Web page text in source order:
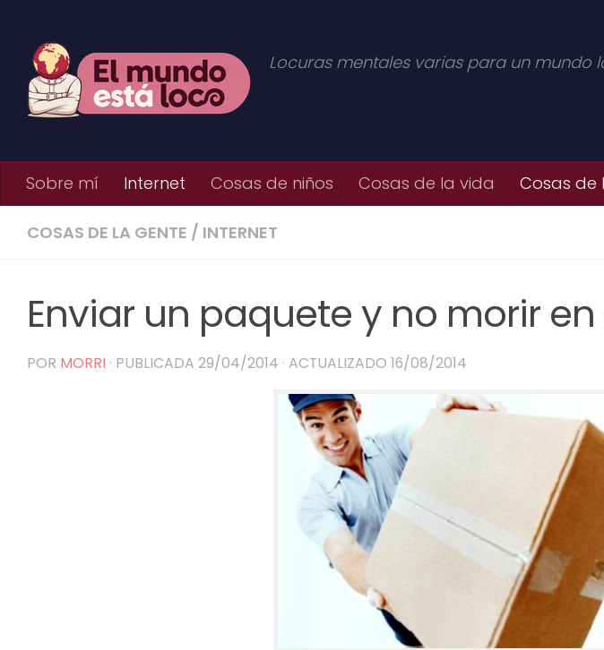
Locuras mentales varias para un mundo
Sobre mí Internet Cosas de niños Cosas de la vida Cosas de
COSAS DE LA GENTE / INTERNET
Enviar un paquete y no morir
POR MORRI · PUBLICADA 29/04/2014 · ACTUALIZADO 16/08/2014